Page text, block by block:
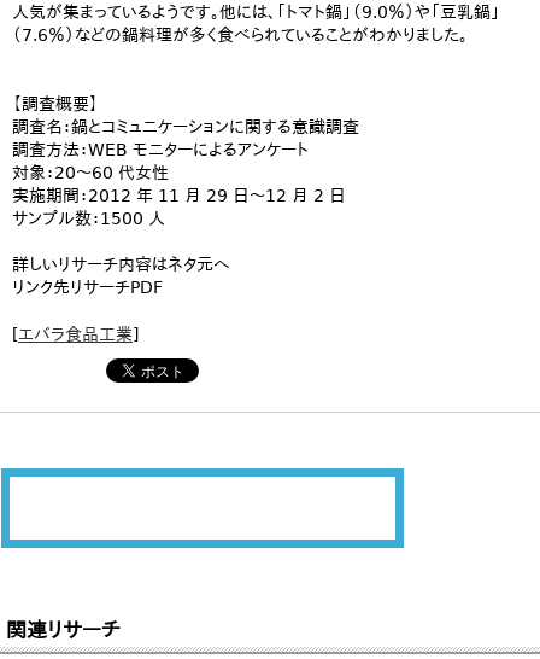
人気が集まっているようです。他には、「トマト鍋」（9.0％）や「豆乳鍋」
（7.6％）などの鍋料理が多く食べられていることがわかりました。
【調査概要】
調査名：鍋とコミュニケーションに関する意識調査
調査方法：WEB モニターによるアンケート
対象：20～60 代女性
実施期間：2012 年 11 月 29 日～12 月 2 日
サンプル数：1500 人
詳しいリサーチ内容はネタ元へ
リンク先リサーチPDF
[エバラ食品工業]
関連リサーチ